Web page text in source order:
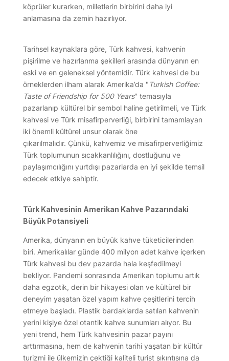
köprüler kurarken, milletlerin birbirini daha iyi
anlamasına da zemin hazırlıyor.
Tarihsel kaynaklara göre, Türk kahvesi, kahvenin
pişirilme ve hazırlanma şekilleri arasında dünyanın en
eski ve en geleneksel yöntemidir. Türk kahvesi de bu
örneklerden ilham alarak Amerika’da " Turkish Coffee:
Taste of Friendship for 500 Years" temasıyla
pazarlanıp kültürel bir sembol haline getirilmeli, ve Türk
kahvesi ve Türk misafirperverliği, birbirini tamamlayan
iki önemli kültürel unsur olarak öne
çıkarılmalıdır. Çünkü, kahvemiz ve misafirperverliğimiz
Türk toplumunun sıcakkanlılığını, dostluğunu ve
paylaşımcılığını yurtdışı pazarlarda en iyi şekilde temsil
edecek etkiye sahiptir.
Türk Kahvesinin Amerikan Kahve Pazarındaki
Büyük Potansiyeli
Amerika, dünyanın en büyük kahve tüketicilerinden
biri. Amerikalılar günde 400 milyon adet kahve içerken
Türk kahvesi bu dev pazarda hala keşfedilmeyi
bekliyor. Pandemi sonrasında Amerikan toplumu artık
daha egzotik, derin bir hikayesi olan ve kültürel bir
deneyim yaşatan özel yapım kahve çeşitlerini tercih
etmeye başladı. Plastik bardaklarda satılan kahvenin
yerini kişiye özel otantik kahve sunumları alıyor. Bu
yeni trend, hem Türk kahvesinin pazar payını
arttırmasına, hem de kahvenin tarihi yaşatan bir kültür
turizmi ile ülkemizin çektiği kaliteli turist sıkıntısına da